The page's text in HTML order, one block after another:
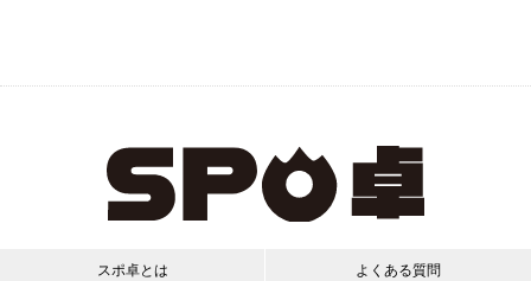
スポ卓とは よくある質問